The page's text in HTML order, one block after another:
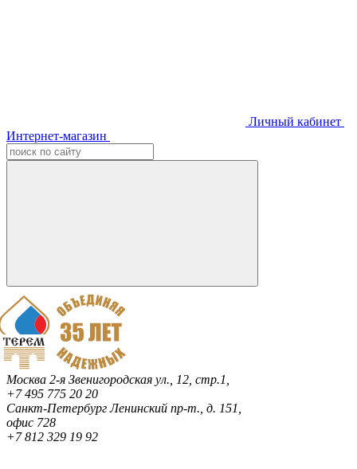
Личный кабинет
Интернет-магазин
Москва 2-я Звенигородская ул., 12, стр.1,
+7 495 775 20 20
Санкт-ПетербургЛенинский пр-т., д. 151,
офис 728
+7 812 329 19 92